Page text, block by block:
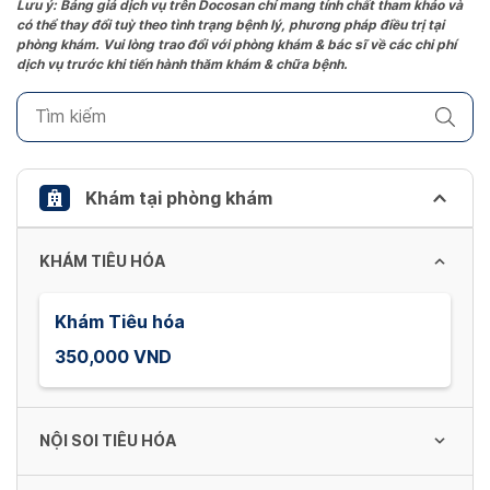
question
mark
to
keyboard
shortcuts
changing
Lưu ý: Bảng giá dịch vụ trên Docosan chỉ mang tính chất tham khảo và
có thể thay đổi tuỳ theo tình trạng bệnh lý, phương pháp điều trị tại
phòng khám. Vui lòng trao đổi với phòng khám & bác sĩ về các chi phí
dịch vụ trước khi tiến hành thăm khám & chữa bệnh.
Khám tại phòng khám
KHÁM TIÊU HÓA
Khám Tiêu hóa
350,000 VND
NỘI SOI TIÊU HÓA